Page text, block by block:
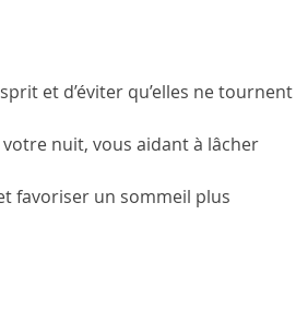
et d’éviter qu’elles ne tournent
nuit, vous aidant à lâcher
favoriser un sommeil plus